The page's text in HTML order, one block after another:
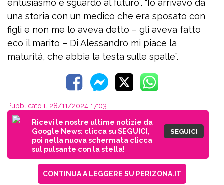
entusiasmo e sguardo al futuro”. “Io arrivavo da
una storia con un medico che era sposato con
figli e non me lo aveva detto – gli aveva fatto
eco il marito – Di Alessandro mi piace la
maturità, che abbia la testa sulle spalle”.
Pubblicato il 28/11/2024 17:03
Ricevi le nostre ultime notizie da
Google News: clicca su SEGUICI,
poi nella nuova schermata clicca
sul pulsante con la stella!
SEGUICI
CONTINUA A LEGGERE SU PERIZONA.IT